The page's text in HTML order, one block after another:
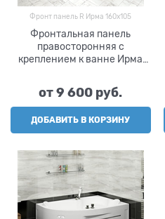
Фронт панель R Ирма 160х105
Фронтальная панель
правосторонняя с
креплением к ванне Ирма
от9 600 руб.
ДОБАВИТЬ В КОРЗИНУ